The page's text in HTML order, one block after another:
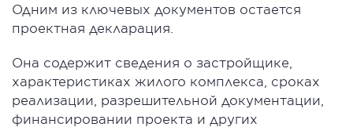
Одним из ключевых документов остается
проектная декларация.
Она содержит сведения о застройщике,
характеристиках жилого комплекса, сроках
реализации, разрешительной документации,
финансировании проекта и других